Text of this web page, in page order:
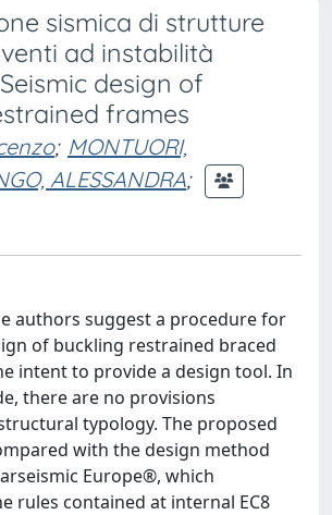
sismica di strutture
ad instabilità
design of
frames
; MONTUORI,
ALESSANDRA;
authors suggest a procedure for
of buckling restrained braced
intent to provide a design tool. In
there are no provisions
typology. The proposed
with the design method
Europe®, which
rules contained at internal EC8